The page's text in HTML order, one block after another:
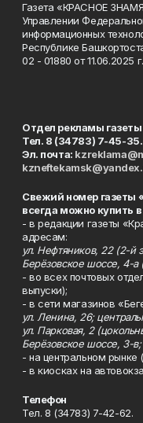
Газета «КРАСНОЕ
Управлении
информационных
Республике
02 - 01880 от 11.06.2025 г.
Отдел рекламы
Тел. 8 (34783) 7-45-35.
Эл. почта:
Свежий номер газеты
всегда можно купить
- в редакции газеты
адресам:
ул. Нефтяников, 22 (2-й
Берёзовское шоссе, 4-а
- во всех почтовых
выпуски);
- в сети магазинов
ул. Ленина, 26;
ул. Парковая, 2
Берёзовское шоссе, 3-в;
- на центральном рынке
- в киосках на
Телефон
Тел. 8 (34783) 7-42-62.